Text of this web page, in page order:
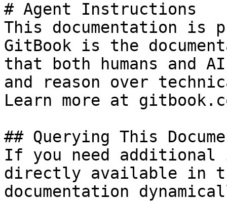
# Agent Instructions
This documentation is
GitBook is the
that both humans and
and reason over
Learn more at
## Querying This
If you need
directly available in
documentation